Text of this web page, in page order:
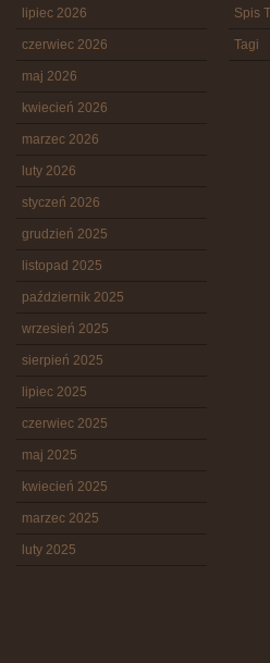
lipiec 2026
czerwiec 2026
maj 2026
kwiecień 2026
marzec 2026
luty 2026
styczeń 2026
grudzień 2025
listopad 2025
październik 2025
wrzesień 2025
sierpień 2025
lipiec 2025
czerwiec 2025
maj 2025
kwiecień 2025
marzec 2025
luty 2025
Spis
Tagi